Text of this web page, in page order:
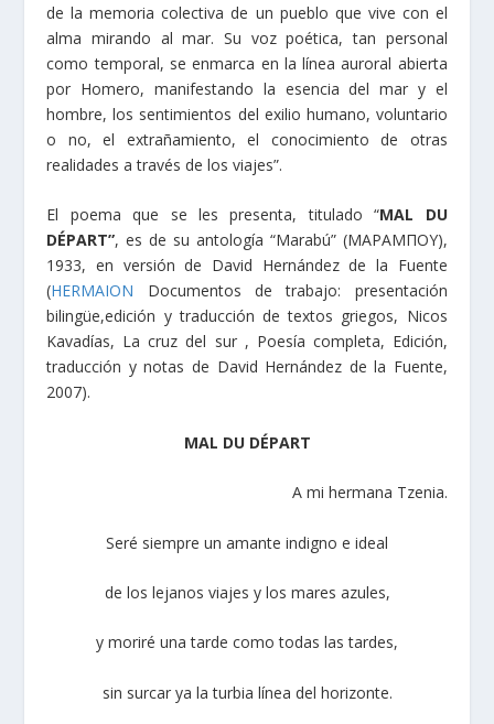
de la memoria colectiva de un pueblo que vive con el
alma mirando al mar. Su voz poética, tan personal
como temporal, se enmarca en la línea auroral abierta
por Homero, manifestando la esencia del mar y el
hombre, los sentimientos del exilio humano, voluntario
o no, el extrañamiento, el conocimiento de otras
realidades a través de los viajes”.
El poema que se les presenta, titulado “MAL DU
DÉPART”, es de su antología “Marabú” (ΜΑΡΑΜΠΟΥ),
1933, en versión de David Hernández de la Fuente
(HERMAION Documentos de trabajo: presentación
bilingüe,edición y traducción de textos griegos, Nicos
Kavadías, La cruz del sur , Poesía completa, Edición,
traducción y notas de David Hernández de la Fuente,
2007).
MAL DU DÉPART
A mi hermana Tzenia.
Seré siempre un amante indigno e ideal
de los lejanos viajes y los mares azules,
y moriré una tarde como todas las tardes,
sin surcar ya la turbia línea del horizonte.